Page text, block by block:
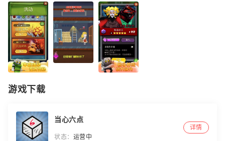
游戏下载
当心六点
状态： 运营中
详情